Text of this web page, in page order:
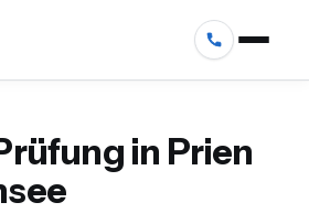
in Prien